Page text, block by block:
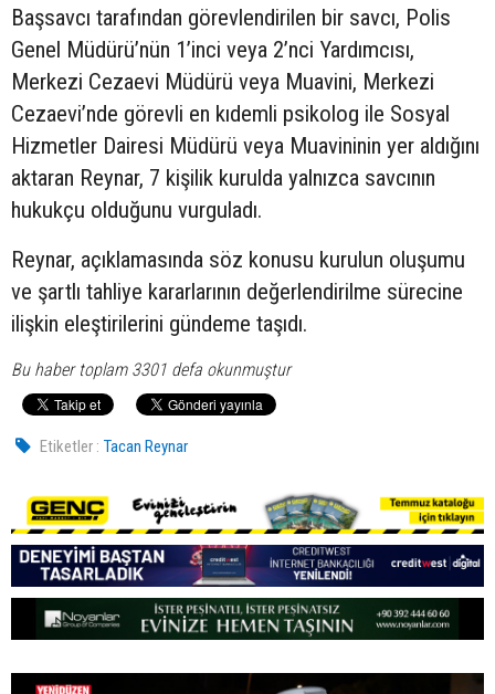
Başsavcı tarafından görevlendirilen bir savcı, Polis
Genel Müdürü’nün 1’inci veya 2’nci Yardımcısı,
Merkezi Cezaevi Müdürü veya Muavini, Merkezi
Cezaevi’nde görevli en kıdemli psikolog ile Sosyal
Hizmetler Dairesi Müdürü veya Muavininin yer aldığını
aktaran Reynar, 7 kişilik kurulda yalnızca savcının
hukukçu olduğunu vurguladı.
Reynar, açıklamasında söz konusu kurulun oluşumu
ve şartlı tahliye kararlarının değerlendirilme sürecine
ilişkin eleştirilerini gündeme taşıdı.
Bu haber toplam 3301 defa okunmuştur
Etiketler : Tacan Reynar